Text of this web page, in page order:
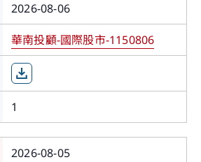
2026-08-06
華南投顧-國際股市-1150806
1
2026-08-05